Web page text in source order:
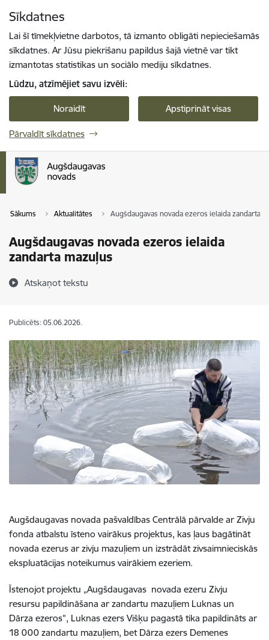
Sīkdatnes
Lai šī tīmekļvietne darbotos, tā izmanto obligāti nepieciešamās
sīkdatnes. Ar Jūsu piekrišanu papildus šajā vietnē var tikt
izmantotas statistikas un sociālo mediju sīkdatnes.
Lūdzu, atzīmējiet savu izvēli:
Noraidīt Apstiprināt visas
Pārvaldīt sīkdatnes
Sākums Aktualitātes Augšdaugavas novada ezeros ielaida zandarta
Augšdaugavas novada ezeros ielaida
zandarta mazuļus
Atskaņot tekstu
Publicēts: 05.06.2026.
Augšdaugavas novada pašvaldības Centrālā pārvalde ar Zivju
fonda atbalstu īsteno vairākus projektus, kas ļaus bagātināt
novada ezerus ar zivju mazuļiem un izstrādāt zivsaimnieciskās
ekspluatācijas noteikumus vairākiem ezeriem.
Īstenojot projektu „Augšdaugavas novada ezeru Zivju
resursu papildināšana ar zandartu mazuļiem Luknas un
Dārza ezeros”, Luknas ezers Višķu pagastā tika papildināts ar
18 000 zandartu mazuļiem, bet Dārza ezers Demenes